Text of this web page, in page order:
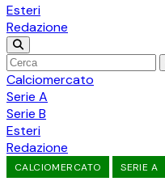
Esteri
Redazione
Calciomercato
Serie A
Serie B
Esteri
Redazione
CALCIOMERCATO SERIE A